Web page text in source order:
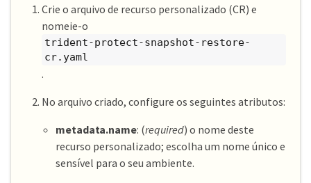
Crie o arquivo de recurso personalizado (CR) e
nomeie-o
trident-protect-snapshot-restore-
cr.yaml
.
No arquivo criado, configure os seguintes atributos:
metadata.name: (required) o nome deste
recurso personalizado; escolha um nome único e
sensível para o seu ambiente.